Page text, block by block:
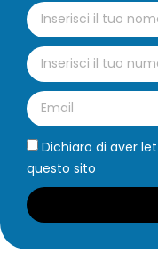
Dichiaro di aver
questo sito